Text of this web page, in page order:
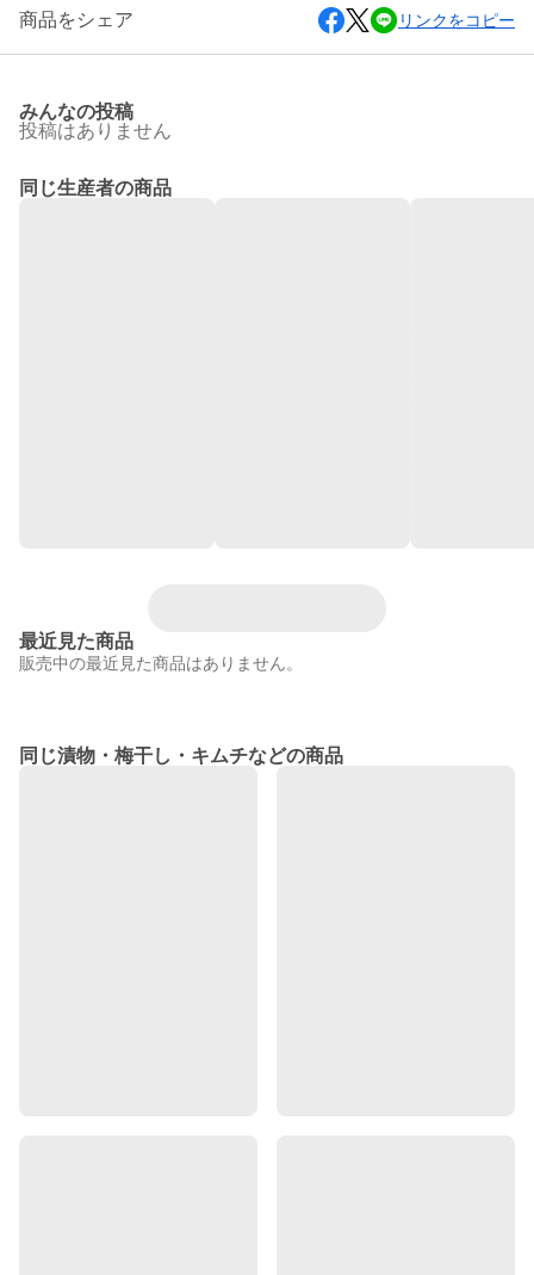
商品をシェア リンクをコピー
みんなの投稿
投稿はありません
同じ生産者の商品
最近見た商品
販売中の最近見た商品はありません。
同じ漬物・梅干し・キムチなどの商品